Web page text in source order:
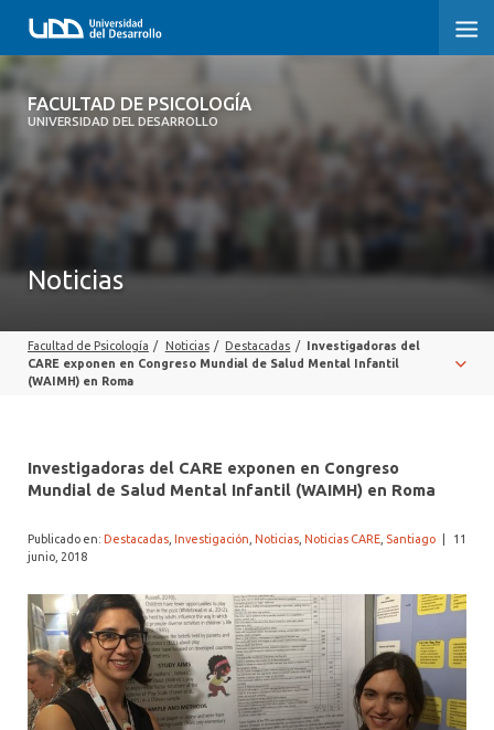
FACULTAD DE PSICOLOGÍA
UNIVERSIDAD DEL DESARROLLO
FACULTAD DE PSICOLOGÍA
POSTGRADOS Y EDUCACIÓN CONTINUA
ALUMNI PSICOLOGÍA UDD
SERVICIO DE PSICOLOGÍA INTEGRAL
Noticias
Facultad de Psicología / Noticias / Destacadas /
Investigadoras del
CARE exponen en Congreso Mundial de Salud Mental Infantil
(WAIMH) en Roma
Investigadoras del CARE exponen en Congreso
Mundial de Salud Mental Infantil (WAIMH) en Roma
Publicado en: Destacadas Investigación Noticias Noticias CARE Santiago
11
junio, 2018